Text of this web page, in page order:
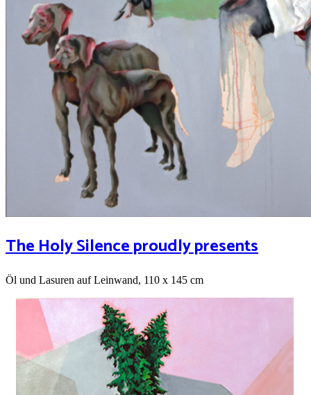
The Holy Silence proudly presents
Öl und Lasuren auf Leinwand, 110 x 145 cm